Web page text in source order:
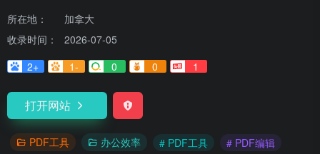
所在地：
加拿大
收录时间：
2026-07-05
2+
1- 0 0 1
打开网站
PDF工具 办公效率 # PDF工具
# PDF编辑